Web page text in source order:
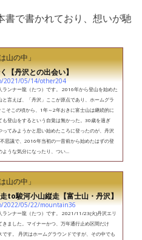
で書かれており、想いが馳
山の中」
【丹沢との出会い】
05/14/other204
ランナー龍（たつ）です。 2016年から登山を始めた
言えば、「丹沢」ここが原点であり、ホームグラ
そこの頃から、1年～2年おきに富士山は継続的に
も登山をするという自覚は無かった。30歳を過ぎ
てみようかと思い始めたころに登ったのが、丹沢
思議で、2016年当初の一昔前から始めたはずの登
うな気分になったり、つい...
山の中」
to駿河小山縦走【富士山・丹沢】
2022/05/22/mountain36
ランナー龍（たつ）です。 2021/11/23(火)丹沢エリ
きました。マイナーかつ、万年通行止め区間だけ
です。 丹沢はホームグラウンドですが、その中でも